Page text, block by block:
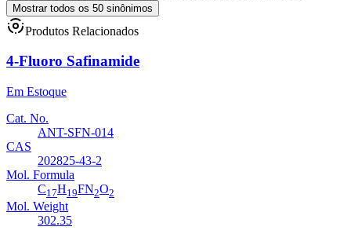
Mostrar todos os 50 sinônimos
Produtos Relacionados
4-Fluoro Safinamide
Em Estoque
Cat. No.
ANT-SFN-014
CAS
202825-43-2
Mol. Formula
C17H19FN2O2
Mol. Weight
302.35